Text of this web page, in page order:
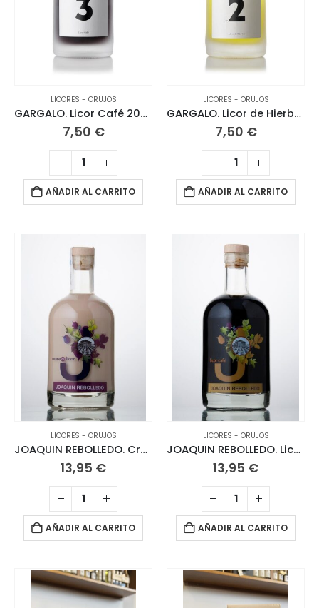
LICORES - ORUJOS
GARGALO. Licor Café 20CL
7,50 €
AÑADIR AL CARRITO
LICORES - ORUJOS
GARGALO. Licor de Hierbas 20CL
7,50 €
AÑADIR AL CARRITO
LICORES - ORUJOS
JOAQUIN REBOLLEDO. Crema de Orujo 70 CL
13,95 €
AÑADIR AL CARRITO
LICORES - ORUJOS
JOAQUIN REBOLLEDO. Licor Café. 70 CL
13,95 €
AÑADIR AL CARRITO